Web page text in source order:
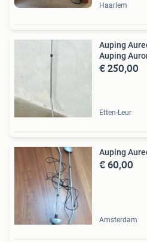
Haarlem
Auping
Auping
€ 250,00
Etten-Leur
Auping
€ 60,00
Amsterdam